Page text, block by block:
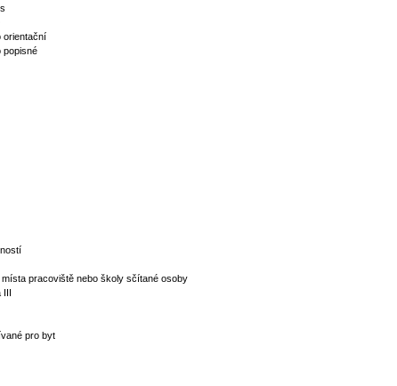
orientační
popisné
pracoviště nebo školy sčítané osoby
pro byt